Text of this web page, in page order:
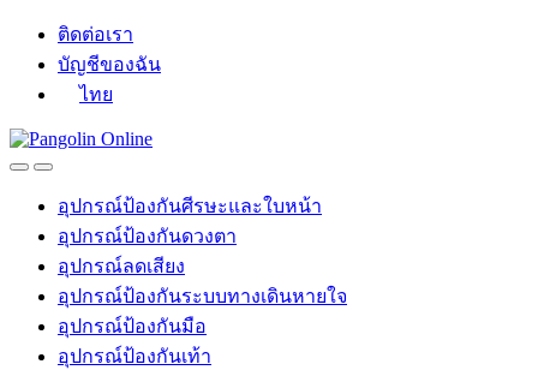
Skip
navigation
Skip
content
ติดต่อเรา
บัญชีของฉัน
ไทย
อุปกรณ์ป้องกันศีรษะและใบหน้า
อุปกรณ์ป้องกันดวงตา
อุปกรณ์ลดเสียง
อุปกรณ์ป้องกันระบบทางเดินหายใจ
อุปกรณ์ป้องกันมือ
อุปกรณ์ป้องกันเท้า